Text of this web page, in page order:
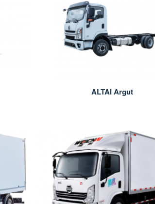
ALTAI Argut